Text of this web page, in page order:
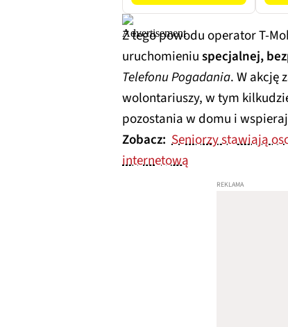
Z tego powodu operator
uruchomieniuspecjalnej,
Telefonu Pogadania. W akcję
wolontariuszy, w tym
pozostania w domu i
Zobacz: Seniorzy stawiają
internetową